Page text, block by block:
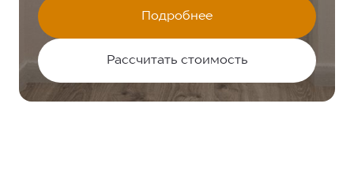
Подробнее
Рассчитать стоимость